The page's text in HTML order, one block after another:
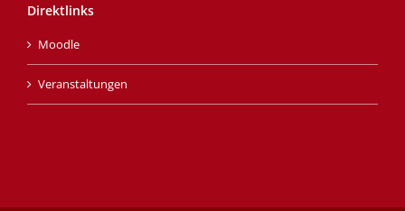
Direktlinks
Moodle
Veranstaltungen